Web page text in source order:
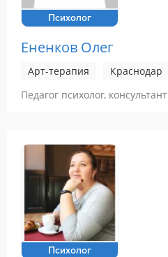
Психолог
Ененков Олег
Арт-терапия Краснодар
Педагог психолог, консультант
Психолог